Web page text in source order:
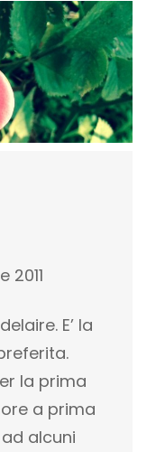
2011
E’ la
la prima
a prima
alcuni